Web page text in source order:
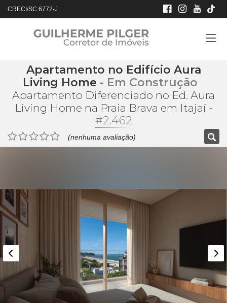
CRECI/SC 6772-J
Apartamento no Edifício Aura
Living Home - Em Construção -
Apartamento Diferenciado no Ed. Aura
Living Home na Praia Brava em Itajaí-
#2.462
(nenhuma avaliação)